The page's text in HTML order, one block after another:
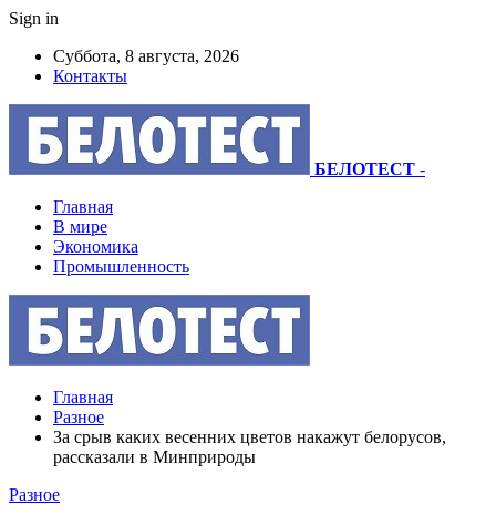
Sign in
Суббота, 8 августа, 2026
Контакты
БЕЛОТЕСТ -
Главная
В мире
Экономика
Промышленность
Главная
Разное
За срыв каких весенних цветов накажут белорусов,
рассказали в Минприроды
Разное